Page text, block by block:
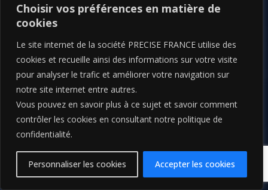
Choisir vos préférences en matière de
cookies
Le site internet de la société PRECISE FRANCE utilise des
cookies et recueille ainsi des informations sur votre visite
pour analyser le trafic et améliorer votre navigation sur
notre site internet entre autres.
Vous pouvez en savoir plus à ce sujet et savoir comment
contrôler les cookies en consultant notre politique de
confidentialité.
Personnaliser les cookies Accepter les cookies
d'Électrobroches UGV
PRACARTIS Groupe - Broches &
Electrobroches